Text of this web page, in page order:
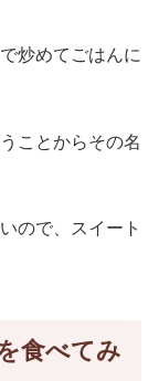
炒めてごはんに
ことからその名
ので、スイート
食べてみ